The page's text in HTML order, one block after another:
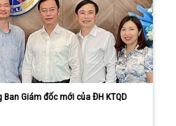
Giám đốc mới của ĐH KTQD